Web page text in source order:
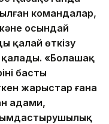
командалар,
осындай
қалай өткізу
қалады. «Болашақ
басты
жарыстар ғана
адами,